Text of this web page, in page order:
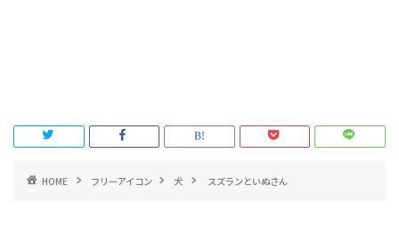
HOME フリーアイコン 犬 スズランといぬさん